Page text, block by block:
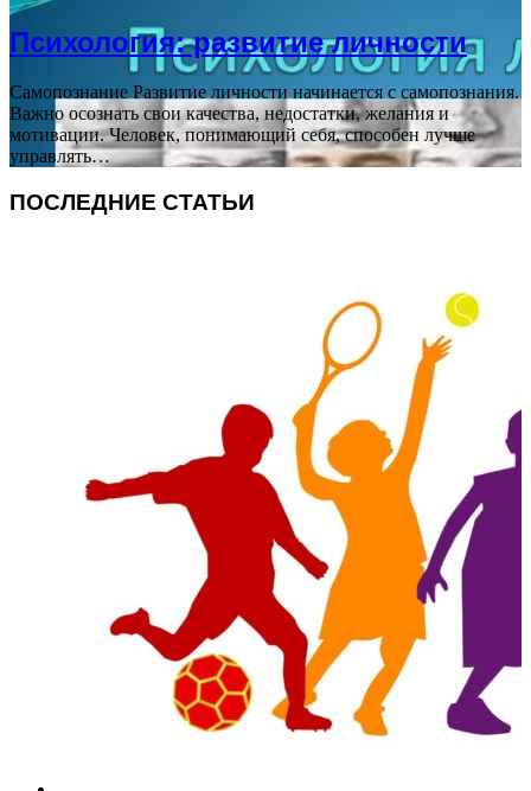
Психология: развитие личности
Самопознание Развитие личности начинается с самопознания.
Важно осознать свои качества, недостатки, желания и
мотивации. Человек, понимающий себя, способен лучше
управлять…
ПОСЛЕДНИЕ СТАТЬИ